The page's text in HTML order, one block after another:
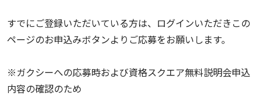
すでにご登録いただいている方は、ログインいただきこの
ページのお申込みボタンよりご応募をお願いします。
※ガクシーへの応募時および資格スクエア無料説明会申込
内容の確認のため